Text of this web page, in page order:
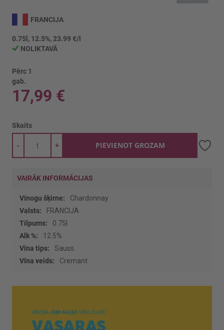
galerijas
sākumu
FRANCIJA
0.75l, 12.5%, 23.99 €/l
NOLIKTAVĀ
Pērc 1
gab.
17,99 €
Skaits
+
- PIEVIENOT GROZAM
VAIRĀK INFORMĀCIJAS
Vairāk
informācijas
Chardonnay
FRANCIJA
0.75l
12.5%
Sauss
Cremant